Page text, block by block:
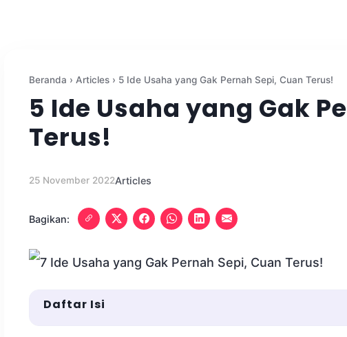
Beranda › Articles › 5 Ide Usaha yang Gak Pernah Sepi, Cuan Terus!
5 Ide Usaha yang Gak
Terus!
25 November 2022Articles
Bagikan:
Daftar Isi